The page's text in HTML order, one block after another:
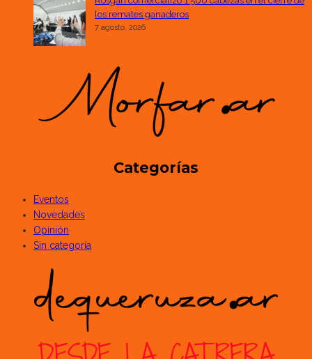
los remates ganaderos
7 agosto, 2026
Categorías
Eventos
Novedades
Opinión
Sin categoría